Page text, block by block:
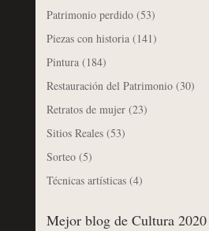
Patrimonio perdido(53)
Piezas con historia(141)
Pintura(184)
Restauración del Patrimonio(30)
Retratos de mujer(23)
Sitios Reales(53)
Sorteo(5)
Técnicas artísticas(4)
Mejor blog de Cultura 2020